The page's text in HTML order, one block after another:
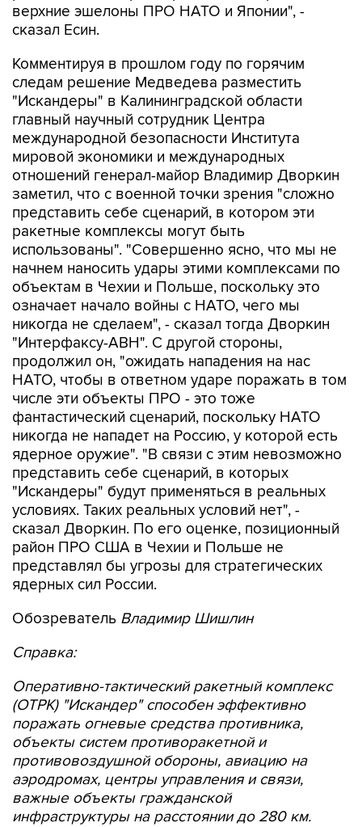
верхние эшелоны ПРО НАТО и Японии", -
сказал Есин.
Комментируя в прошлом году по горячим
следам решение Медведева разместить
"Искандеры" в Калининградской области
главный научный сотрудник Центра
международной безопасности Института
мировой экономики и международных
отношений генерал-майор Владимир Дворкин
заметил, что с военной точки зрения "сложно
представить себе сценарий, в котором эти
ракетные комплексы могут быть
использованы". "Совершенно ясно, что мы не
начнем наносить удары этими комплексами по
объектам в Чехии и Польше, поскольку это
означает начало войны с НАТО, чего мы
никогда не сделаем", - сказал тогда Дворкин
"Интерфаксу-АВН". С другой стороны,
продолжил он, "ожидать нападения на нас
НАТО, чтобы в ответном ударе поражать в том
числе эти объекты ПРО - это тоже
фантастический сценарий, поскольку НАТО
никогда не нападет на Россию, у которой есть
ядерное оружие". "В связи с этим невозможно
представить себе сценарий, в которых
"Искандеры" будут применяться в реальных
условиях. Таких реальных условий нет", -
сказал Дворкин. По его оценке, позиционный
район ПРО США в Чехии и Польше не
представлял бы угрозы для стратегических
ядерных сил России.
Обозреватель Владимир Шишлин
Справка:
Оперативно-тактический ракетный комплекс
(ОТРК) "Искандер" способен эффективно
поражать огневые средства противника,
объекты систем противоракетной и
противовоздушной обороны, авиацию на
аэродромах, центры управления и связи,
важные объекты гражданской
инфраструктуры на расстоянии до 280 км.